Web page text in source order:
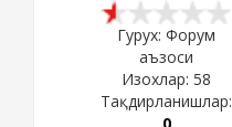
Гурух: Форум
аъзоси
Изохлар: 58
Тақдирланишлар: